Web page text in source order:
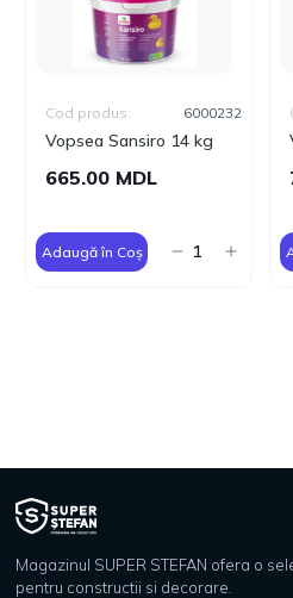
Vopsea Sansiro 14 kg
Cod produs: 6000232
665.00 MDL
Adaugă în Coș
Magazinul SUPER STEFAN ofera o
pentru constructii si decorare.